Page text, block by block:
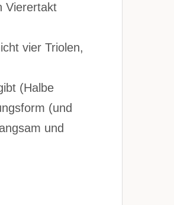
Vierertakt
vier Triolen,
(Halbe
(und
und